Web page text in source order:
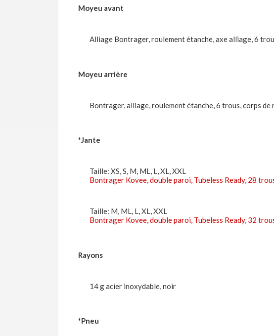
Moyeu avant
Alliage Bontrager, roulement étanche, axe alliage, 6
Moyeu arrière
Bontrager, alliage, roulement étanche, 6 trous, corps
*Jante
Taille: XS, S, M, ML, L, XL, XXL
Bontrager Kovee, double paroi, Tubeless Ready, 28
Taille: M, ML, L, XL, XXL
Bontrager Kovee, double paroi, Tubeless Ready, 32
Rayons
14 g acier inoxydable, noir
*Pneu